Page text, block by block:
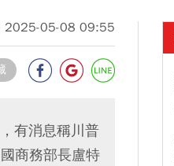
2025-05-08 09:55
有消息稱川普
商務部長盧特